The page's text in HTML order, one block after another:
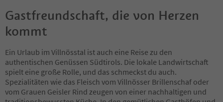
Gastfreundschaft, die von Herzen
kommt
Ein Urlaub im Villnösstal ist auch eine Reise zu den
authentischen Genüssen Südtirols. Die lokale Landwirtschaft
spielt eine große Rolle, und das schmeckst du auch.
Spezialitäten wie das Fleisch vom Villnösser Brillenschaf oder
vom Grauen Geisler Rind zeugen von einer nachhaltigen und